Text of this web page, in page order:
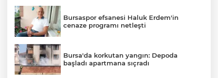
Bursaspor efsanesi Haluk Erdem'in
cenaze programı netleşti
Bursa'da korkutan yangın: Depoda
başladı apartmana sıçradı